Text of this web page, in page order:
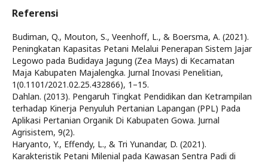
Referensi
Budiman, Q., Mouton, S., Veenhoff, L., & Boersma, A. (2021).
Peningkatan Kapasitas Petani Melalui Penerapan Sistem Jajar
Legowo pada Budidaya Jagung (Zea Mays) di Kecamatan
Maja Kabupaten Majalengka. Jurnal Inovasi Penelitian,
1(0.1101/2021.02.25.432866), 1–15.
Dahlan. (2013). Pengaruh Tingkat Pendidikan dan Ketrampilan
terhadap Kinerja Penyuluh Pertanian Lapangan (PPL) Pada
Aplikasi Pertanian Organik Di Kabupaten Gowa. Jurnal
Agrisistem, 9(2).
Haryanto, Y., Effendy, L., & Tri Yunandar, D. (2021).
Karakteristik Petani Milenial pada Kawasan Sentra Padi di